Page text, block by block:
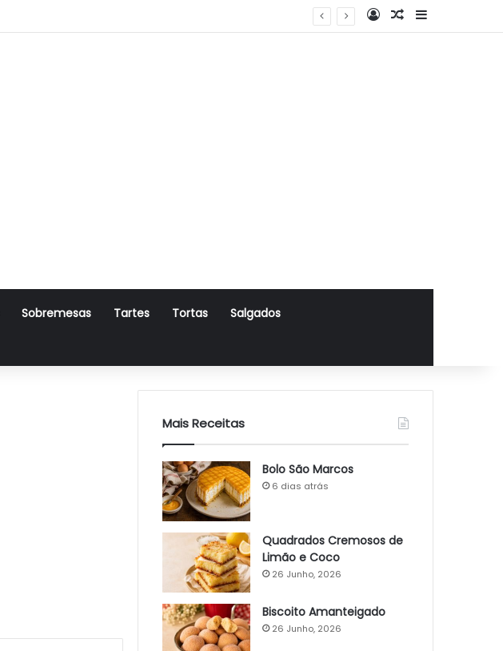
Log InArtigo Aleatório
Sidebar
Sobremesas Tartes Tortas Salgados
Mais Receitas
Bolo São Marcos
6 dias atrás
Quadrados Cremosos de
Limão e Coco
26 Junho, 2026
Biscoito Amanteigado
26 Junho, 2026